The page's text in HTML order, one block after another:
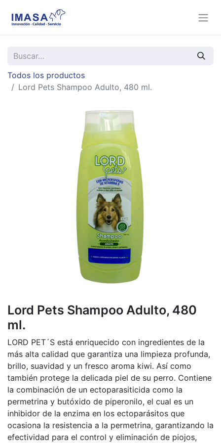
Todos los productos
Lord Pets Shampoo Adulto, 480 ml.
Lord Pets Shampoo Adulto, 480
ml.
LORD PET´S está enriquecido con ingredientes de la
más alta calidad que garantiza una limpieza profunda,
brillo, suavidad y un fresco aroma kiwi. Así como
también protege la delicada piel de su perro. Contiene
la combinación de un ectoparasiticida como la
permetrina y butóxido de piperonilo, el cual es un
inhibidor de la enzima en los ectoparásitos que
ocasiona la resistencia a la permetrina, garantizando la
efectividad para el control y eliminación de piojos,